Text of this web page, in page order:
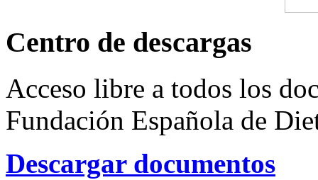
Centro de descargas
Acceso libre a todos los
Fundación Española de
Descargar documentos